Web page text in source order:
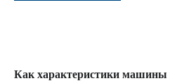
Как характеристики